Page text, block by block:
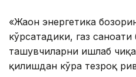
«Жаҳон энергетика
кўрсатадики, газ
ташувчиларни ишлаб
қилишдан кўра тезроқ